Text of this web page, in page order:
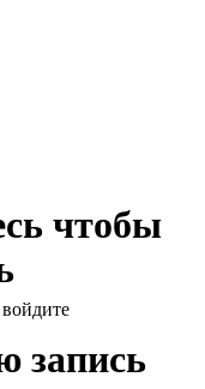
чтобы
запись